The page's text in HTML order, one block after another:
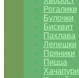
Рогалики
Булочки
Бисквит
Пахлава
Лепешки
Пряники
Пицца
Хачапури